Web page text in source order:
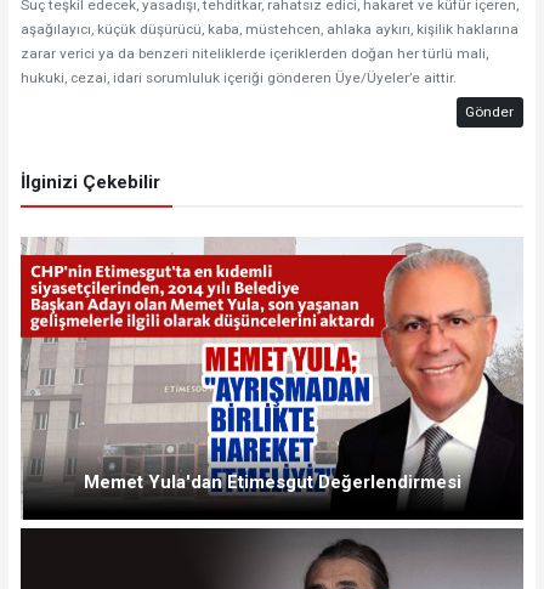
Suç teşkil edecek, yasadışı, tehditkar, rahatsız edici, hakaret ve küfür içeren,
aşağılayıcı, küçük düşürücü, kaba, müstehcen, ahlaka aykırı, kişilik haklarına
zarar verici ya da benzeri niteliklerde içeriklerden doğan her türlü mali,
hukuki, cezai, idari sorumluluk içeriği gönderen Üye/Üyeler’e aittir.
Gönder
İlginizi Çekebilir
Memet Yula'dan Etimesgut Değerlendirmesi